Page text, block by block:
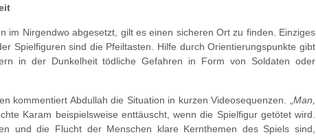
im Nirgendwo abgesetzt, gilt es einen sicheren Ort zu finden. Einziges
Spielfiguren sind die Pfeiltasten. Hilfe durch Orientierungspunkte gibt
in der Dunkelheit tödliche Gefahren in Form von Soldaten oder
kommentiert Abdullah die Situation in kurzen Videosequenzen. „Man,
Karam beispielsweise enttäuscht, wenn die Spielfigur getötet wird.
und die Flucht der Menschen klare Kernthemen des Spiels sind,